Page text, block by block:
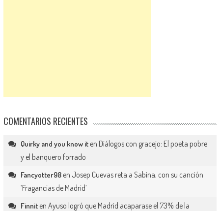
COMENTARIOS RECIENTES
Quirky and you know iten Diálogos con gracejo: El poeta pobre
y el banquero forrado
Fancyotter98en Josep Cuevas reta a Sabina, con su canción
‘Fragancias de Madrid’
Finniten Ayuso logró que Madrid acaparase el 73% de la